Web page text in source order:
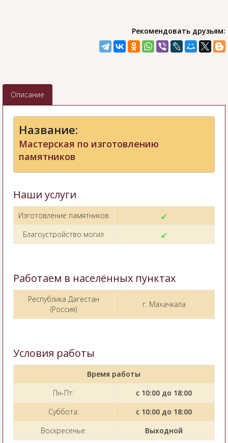
Рекомендовать друзьям:
Описание
Название:
Мастерская по изготовлению
памятников
Наши услуги
Изготовление памятников
Благоустройство могил
Работаем в населённых пунктах
Республика Дагестан
(Россия)
г. Махачкала
Условия работы
Время работы
Пн-Пт:
с 10:00 до 18:00
Суббота:
с 10:00 до 18:00
Воскресенье:
Выходной